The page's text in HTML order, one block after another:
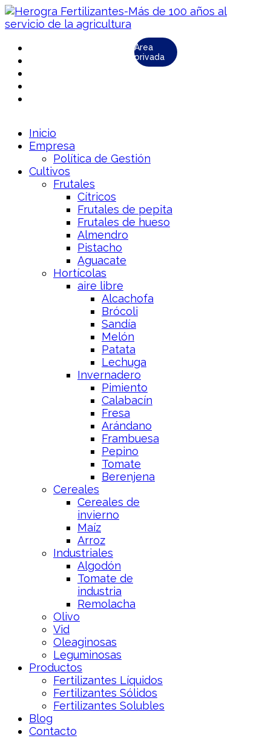
Área
privada
Inicio
Empresa
Política de Gestión
Cultivos
Frutales
Cítricos
Frutales de pepita
Frutales de hueso
Almendro
Pistacho
Aguacate
Hortícolas
aire libre
Alcachofa
Brócoli
Sandía
Melón
Patata
Lechuga
Invernadero
Pimiento
Calabacín
Fresa
Arándano
Frambuesa
Pepino
Tomate
Berenjena
Cereales
Cereales de
invierno
Maíz
Arroz
Industriales
Algodón
Tomate de
industria
Remolacha
Olivo
Vid
Oleaginosas
Leguminosas
Productos
Fertilizantes Líquidos
Fertilizantes Sólidos
Fertilizantes Solubles
Blog
Contacto